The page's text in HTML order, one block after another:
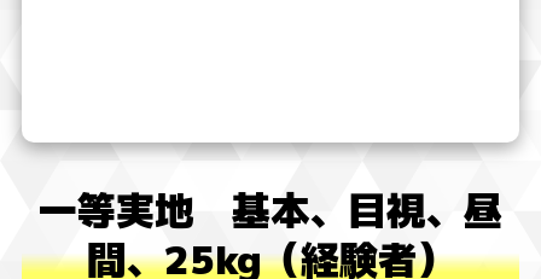
一等実地 基本、目視、昼
間、25kg（経験者）